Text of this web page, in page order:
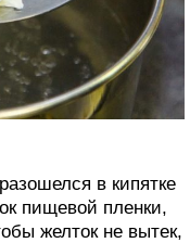
в кипятке
пищевой пленки,
желток не вытек,